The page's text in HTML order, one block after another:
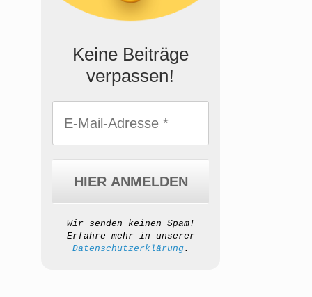
Keine Beiträge
verpassen!
Wir senden keinen Spam!
Erfahre mehr in unserer
Datenschutzerklärung.